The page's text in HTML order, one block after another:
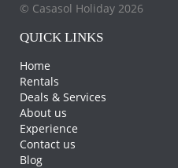
© Casasol Holiday 2026
QUICK LINKS
Home
Rentals
Deals & Services
About us
Experience
Contact us
Blog